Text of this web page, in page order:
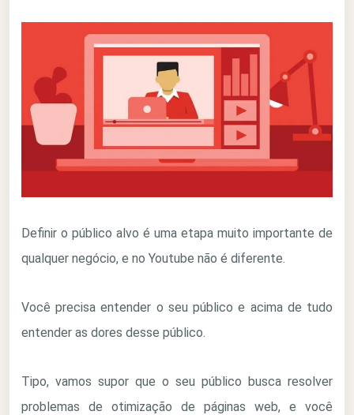
Definir o público alvo é uma etapa muito importante de
qualquer negócio, e no Youtube não é diferente.
Você precisa entender o seu público e acima de tudo
entender as dores desse público.
Tipo, vamos supor que o seu público busca resolver
problemas de otimização de páginas web, e você